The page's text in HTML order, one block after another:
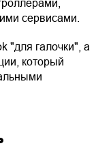
сервисами.
"для галочки", а
который